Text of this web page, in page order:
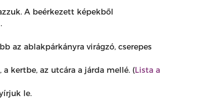
A beérkezett képekből
az ablakpárkányra virágzó, cserepes
kertbe, az utcára a járda mellé. (Lista a
le.